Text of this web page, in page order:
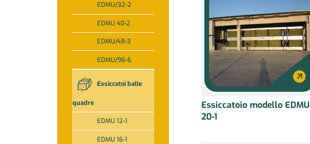
EDMU/32-2
EDMU 40-2
EDMU/48-3
EDMU/96-6
Essiccatoi balle
quadre
EDMU 12-1
EDMU 16-1
Essiccatoio modello EDMU
20-1